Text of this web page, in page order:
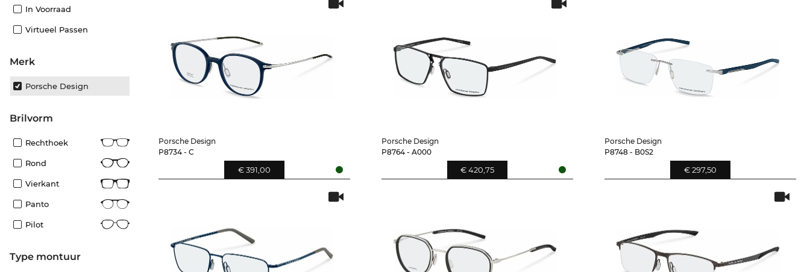
In Voorraad
Virtueel Passen
Merk
Porsche Design
Brilvorm
Rechthoek
Rond
Vierkant
Panto
Pilot
Type montuur
Porsche Design
P8734 - C
€ 391,00
Porsche Design
P8764 - A000
€ 420,75
Porsche Design
P8748 - B0S2
€ 297,50